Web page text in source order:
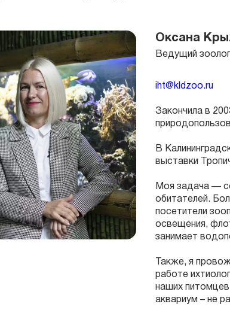
Оксана
Ведущий
iht@kldzoo.ru
Закончила в
В
выставки
Моя задача —
обитателей.
посетители
освещения,
занимает
Также, я
работе
наших
аквариум – не